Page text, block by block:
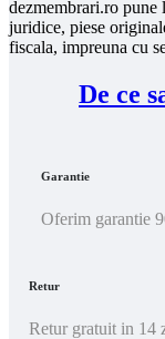
dezmembrari.ro pune
juridice, piese
fiscala, impreuna cu
De ce
Garantie
Oferim garantie
Retur
Retur gratuit in 14